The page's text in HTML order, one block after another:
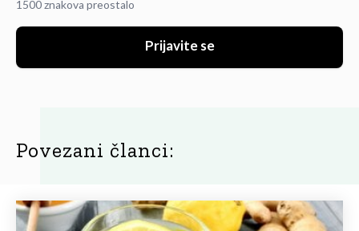
1500 znakova preostalo
Prijavite se
Povezani članci: